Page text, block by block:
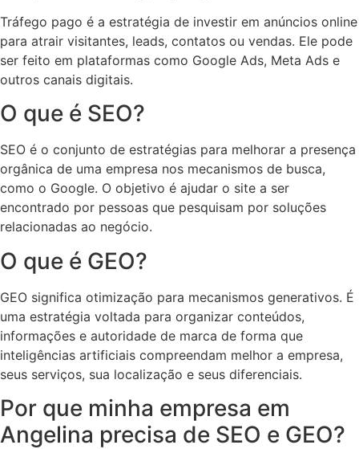
Tráfego pago é a estratégia de investir em anúncios online
para atrair visitantes, leads, contatos ou vendas. Ele pode
ser feito em plataformas como Google Ads, Meta Ads e
outros canais digitais.
O que é SEO?
SEO é o conjunto de estratégias para melhorar a presença
orgânica de uma empresa nos mecanismos de busca,
como o Google. O objetivo é ajudar o site a ser
encontrado por pessoas que pesquisam por soluções
relacionadas ao negócio.
O que é GEO?
GEO significa otimização para mecanismos generativos. É
uma estratégia voltada para organizar conteúdos,
informações e autoridade de marca de forma que
inteligências artificiais compreendam melhor a empresa,
seus serviços, sua localização e seus diferenciais.
Por que minha empresa em
Angelina precisa de SEO e GEO?